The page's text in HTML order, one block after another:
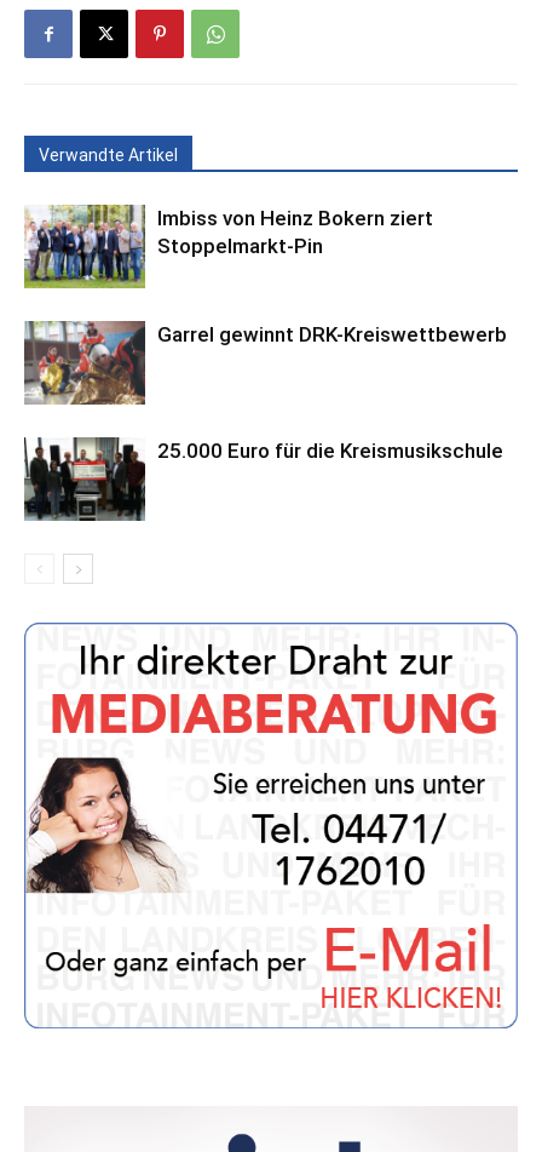
Verwandte Artikel
Imbiss von Heinz Bokern ziert
Stoppelmarkt-Pin
Garrel gewinnt DRK-Kreiswettbewerb
25.000 Euro für die Kreismusikschule